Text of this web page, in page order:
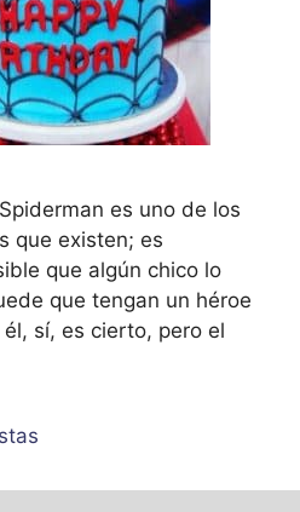
es uno de los
que existen; es
que algún chico lo
que tengan un héroe
sí, es cierto, pero el